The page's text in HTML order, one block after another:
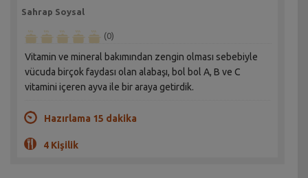
Sahrap Soysal
(0)
Vitamin ve mineral bakımından zengin olması sebebiyle
vücuda birçok faydası olan alabaşı, bol bol A, B ve C
vitamini içeren ayva ile bir araya getirdik.
Hazırlama 15 dakika
4 Kişilik